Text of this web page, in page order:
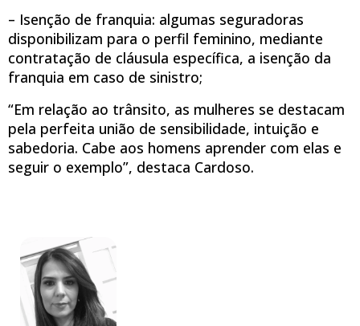
– Isenção de franquia: algumas seguradoras
disponibilizam para o perfil feminino, mediante
contratação de cláusula específica, a isenção da
franquia em caso de sinistro;
“Em relação ao trânsito, as mulheres se destacam
pela perfeita união de sensibilidade, intuição e
sabedoria. Cabe aos homens aprender com elas e
seguir o exemplo”, destaca Cardoso.